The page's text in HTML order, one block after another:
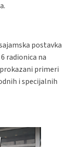
postavka
radionica na
primeri
i specijalnih